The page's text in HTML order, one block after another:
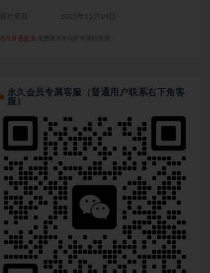
最近更新 2025年11月14日
点击开通会员 免费享有本站所有课程资源
永久会员专属客服（普通用户联系右下角客
服）